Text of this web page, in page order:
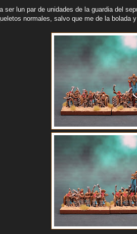
ser lun par de unidades de la guardia del
normales, salvo que me de la bolada